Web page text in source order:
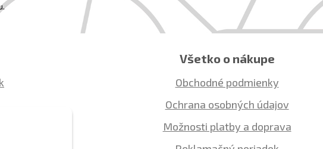
Všetko o nákupe
Obchodné podmienky
Ochrana osobných údajov
Možnosti platby a doprava